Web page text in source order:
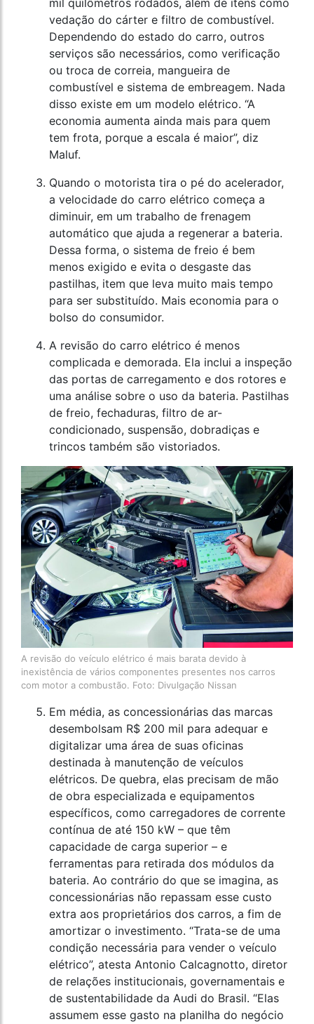
mil quilômetros rodados, além de itens como
vedação do cárter e filtro de combustível.
Dependendo do estado do carro, outros
serviços são necessários, como verificação
ou troca de correia, mangueira de
combustível e sistema de embreagem. Nada
disso existe em um modelo elétrico. “A
economia aumenta ainda mais para quem
tem frota, porque a escala é maior”, diz
Maluf.
Quando o motorista tira o pé do acelerador,
a velocidade do carro elétrico começa a
diminuir, em um trabalho de frenagem
automático que ajuda a regenerar a bateria.
Dessa forma, o sistema de freio é bem
menos exigido e evita o desgaste das
pastilhas, item que leva muito mais tempo
para ser substituído. Mais economia para o
bolso do consumidor.
A revisão do carro elétrico é menos
complicada e demorada. Ela inclui a inspeção
das portas de carregamento e dos rotores e
uma análise sobre o uso da bateria. Pastilhas
de freio, fechaduras, filtro de ar-
condicionado, suspensão, dobradiças e
trincos também são vistoriados.
A revisão do veículo elétrico é mais barata devido à
inexistência de vários componentes presentes nos carros
com motor a combustão. Foto: Divulgação Nissan
Em média, as concessionárias das marcas
desembolsam R$ 200 mil para adequar e
digitalizar uma área de suas oficinas
destinada à manutenção de veículos
elétricos. De quebra, elas precisam de mão
de obra especializada e equipamentos
específicos, como carregadores de corrente
contínua de até 150 kW – que têm
capacidade de carga superior – e
ferramentas para retirada dos módulos da
bateria. Ao contrário do que se imagina, as
concessionárias não repassam esse custo
extra aos proprietários dos carros, a fim de
amortizar o investimento. “Trata-se de uma
condição necessária para vender o veículo
elétrico”, atesta Antonio Calcagnotto, diretor
de relações institucionais, governamentais e
de sustentabilidade da Audi do Brasil. “Elas
assumem esse gasto na planilha do negócio